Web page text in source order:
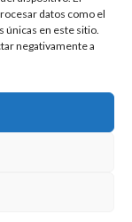
datos como el
únicas en este sitio.
negativamente a